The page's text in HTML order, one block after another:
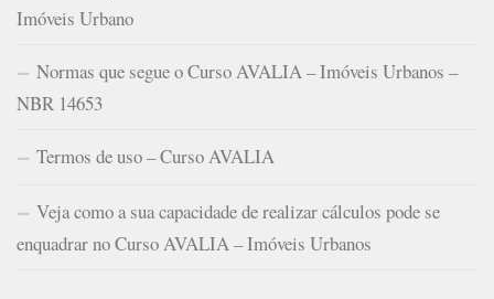
Imóveis Urbano
Normas que segue o Curso AVALIA – Imóveis Urbanos –
NBR 14653
Termos de uso – Curso AVALIA
Veja como a sua capacidade de realizar cálculos pode se
enquadrar no Curso AVALIA – Imóveis Urbanos